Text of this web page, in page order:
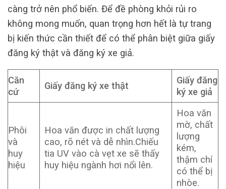
càng trở nên phổ biến. Để đề phòng khỏi rủi ro
không mong muốn, quan trọng hơn hết là tự trang
bị kiến thức cần thiết để có thể phân biệt giữa giấy
đăng ký thật và đăng ký xe giả.
Căn
cứ
Giấy đăng ký xe thật
Giấy đăng
ký xe giả
Phôi
và
huy
hiệu
Hoa văn được in chất lượng
cao, rõ nét và dễ nhìn.Chiếu
tia UV vào cà vẹt xe sẽ thấy
huy hiệu ngành hơi nổi lên.
Hoa văn
mờ, chất
lượng
kém,
thậm chí
có thể bị
nhòe.